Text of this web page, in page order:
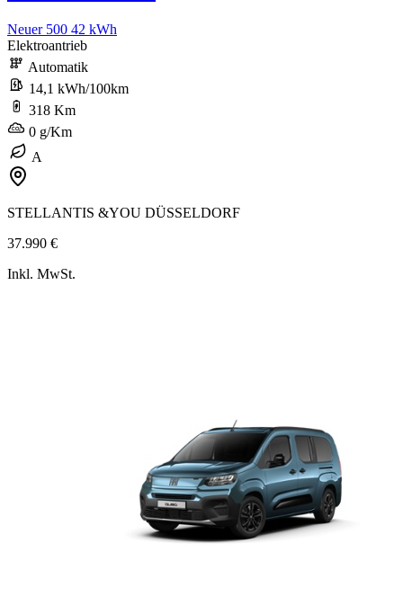
Neuer 500 42 kWh
Elektroantrieb
Automatik
14,1 kWh/100km
318 Km
0 g/Km
A
STELLANTIS &YOU DÜSSELDORF
37.990 €
Inkl. MwSt.